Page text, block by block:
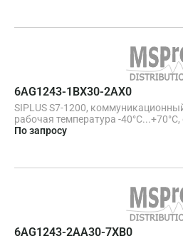
6AG1243-1BX30-2AX0
SIPLUS S7-1200,
рабочая температура -
на основе 6GK7243-1BX30-0XE0 .
безопасности (Firewall, VPN)
По запросу
6AG1243-2AA30-7XB0